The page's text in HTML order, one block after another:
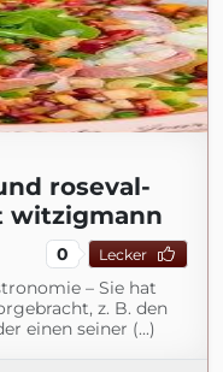
roseval-
witzigmann
0 Lecker
– Sie hat
z. B. den
einen seiner (...)